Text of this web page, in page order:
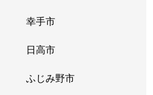
幸手市
日高市
ふじみ野市